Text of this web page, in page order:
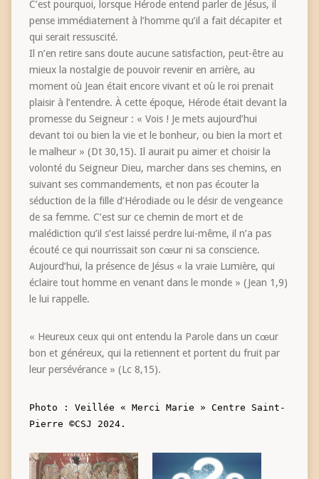
C’est pourquoi, lorsque Hérode entend parler de Jésus, il
pense immédiatement à l’homme qu’il a fait décapiter et
qui serait ressuscité.
Il n’en retire sans doute aucune satisfaction, peut-être au
mieux la nostalgie de pouvoir revenir en arrière, au
moment où Jean était encore vivant et où le roi prenait
plaisir à l’entendre. À cette époque, Hérode était devant la
promesse du Seigneur : « Vois ! Je mets aujourd’hui
devant toi ou bien la vie et le bonheur, ou bien la mort et
le malheur » (Dt 30,15). Il aurait pu aimer et choisir la
volonté du Seigneur Dieu, marcher dans ses chemins, en
suivant ses commandements, et non pas écouter la
séduction de la fille d’Hérodiade ou le désir de vengeance
de sa femme. C’est sur ce chemin de mort et de
malédiction qu’il s’est laissé perdre lui-même, il n’a pas
écouté ce qui nourrissait son cœur ni sa conscience.
Aujourd’hui, la présence de Jésus « la vraie Lumière, qui
éclaire tout homme en venant dans le monde » (Jean 1,9)
le lui rappelle.
« Heureux ceux qui ont entendu la Parole dans un cœur
bon et généreux, qui la retiennent et portent du fruit par
leur persévérance » (Lc 8,15).
Photo : Veillée « Merci Marie » Centre Saint-
Pierre ©CSJ 2024.